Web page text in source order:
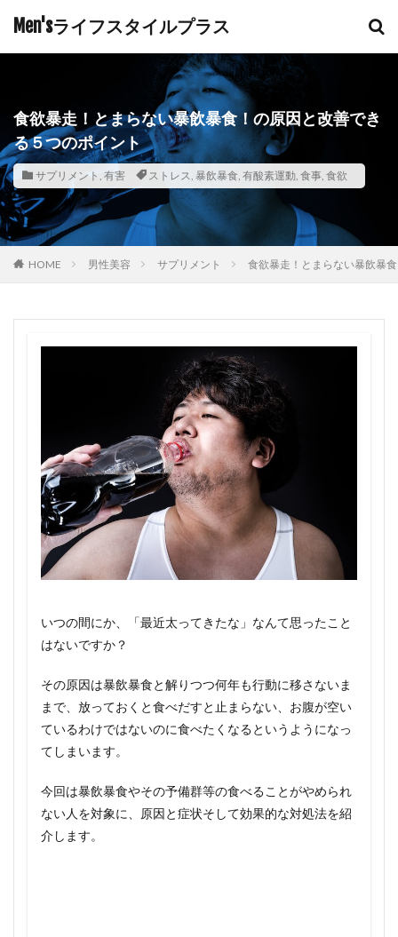
Men'sライフスタイルプラス
食欲暴走！とまらない暴飲暴食！の原因と改善でき
る５つのポイント
サプリメント , 有害 ストレス, 暴飲暴食, 有酸素運動, 食事, 食欲
HOME 男性美容 サプリメント 食欲暴走！とまらない暴飲暴
いつの間にか、「最近太ってきたな」なんて思ったこと
はないですか？
その原因は暴飲暴食と解りつつ何年も行動に移さないま
まで、放っておくと食べだすと止まらない、お腹が空い
ているわけではないのに食べたくなるというようになっ
てしまいます。
今回は暴飲暴食やその予備群等の食べることがやめられ
ない人を対象に、原因と症状そして効果的な対処法を紹
介します。